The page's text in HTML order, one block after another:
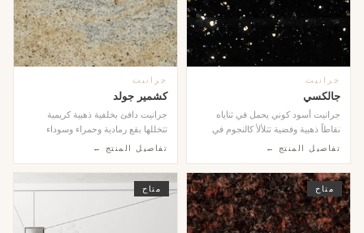
جرانيت
جالكسي
جرانيت أسود كوني يحمل في ثناياه
نقاطاً ذهبية وفضية تتلألأ كالنجوم في
سماء الليل....
تفاصيل المنتج ←
جرانيت
كشمير جولد
جرانيت دافئ بخلفية ذهبية كريمية
تتخللها بقع رمادية وحمراء وسوداء
موزعة بانسجام ط...
تفاصيل المنتج ←
متاح متاح